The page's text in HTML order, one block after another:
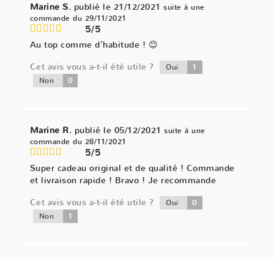
Marine S. publié le 21/12/2021 suite à une
commande du 29/11/2021
5/5
Au top comme d'habitude ! 😊
Cet avis vous a-t-il été utile ?
Oui 1
Non 0
Marine R. publié le 05/12/2021 suite à une
commande du 28/11/2021
5/5
Super cadeau original et de qualité ! Commande
et livraison rapide ! Bravo ! Je recommande
Cet avis vous a-t-il été utile ?
Oui 0
Non 1